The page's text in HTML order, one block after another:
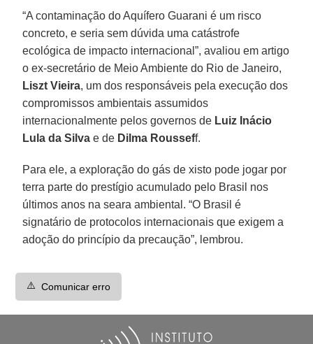
“A contaminação do Aquífero Guarani é um risco
concreto, e seria sem dúvida uma catástrofe
ecológica de impacto internacional”, avaliou em artigo
o ex-secretário de Meio Ambiente do Rio de Janeiro,
Liszt Vieira, um dos responsáveis pela execução dos
compromissos ambientais assumidos
internacionalmente pelos governos de Luiz Inácio
Lula da Silva e de Dilma Rousseff.
Para ele, a exploração do gás de xisto pode jogar por
terra parte do prestígio acumulado pelo Brasil nos
últimos anos na seara ambiental. “O Brasil é
signatário de protocolos internacionais que exigem a
adoção do princípio da precaução”, lembrou.
⚠️ Comunicar erro